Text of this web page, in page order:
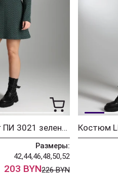
Платье LM.Wear ПИ 3021 зеленый
Размеры:
42,44,46,48,50,52
203 BYN226 BYN